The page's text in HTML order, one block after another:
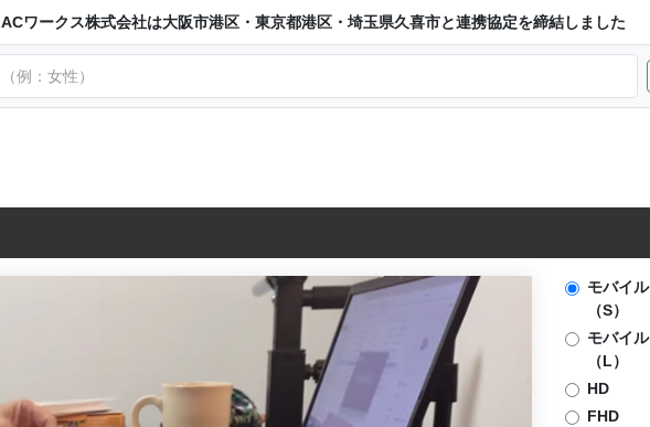
ACワークス株式会社は大阪市港区・東京都港区・埼玉県久喜市と連携協定を締結しました
モバイル
（S）
モバイル
（L）
HD
FHD